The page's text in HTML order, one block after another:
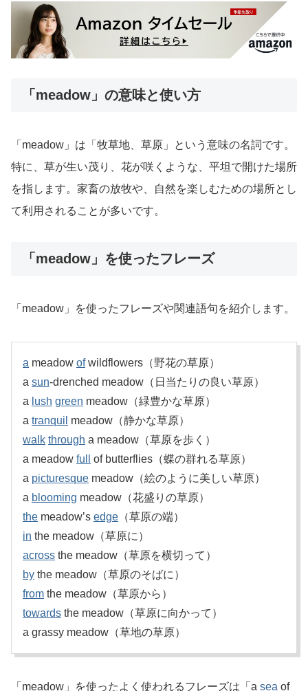
「meadow」の意味と使い方
「meadow」は「牧草地、草原」という意味の名詞です。
特に、草が生い茂り、花が咲くような、平坦で開けた場所
を指します。家畜の放牧や、自然を楽しむための場所とし
て利用されることが多いです。
「meadow」を使ったフレーズ
「meadow」を使ったフレーズや関連語句を紹介します。
a meadow ofwildflowers（野花の草原）
a sun-drenched meadow（日当たりの良い草原）
a lush green meadow（緑豊かな草原）
a tranquil meadow（静かな草原）
walk through a meadow（草原を歩く）
a meadow full
of butterflies（蝶の群れる草原）
a picturesque meadow（絵のように美しい草原）
a blooming meadow（花盛りの草原）
the meadow’s edge （草原の端）
in the meadow（草原に）
across the meadow（草原を横切って）
by the meadow（草原のそばに）
from the meadow（草原から）
towards the meadow（草原に向かって）
a grassy meadow（草地の草原）
「meadow」を使ったよく使われるフレーズは「a sea of